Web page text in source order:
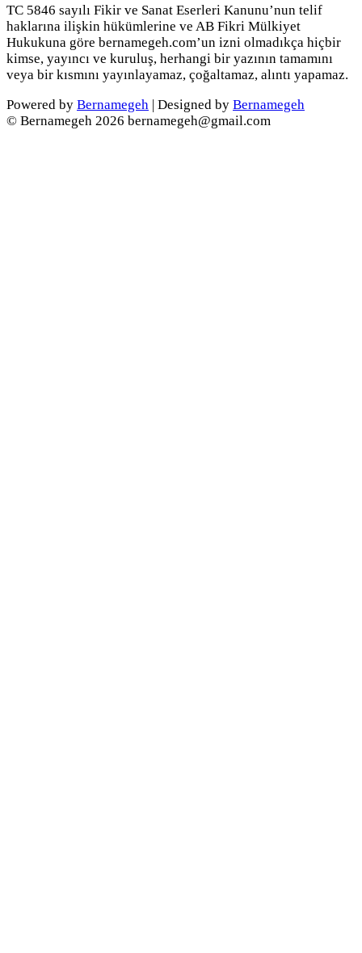
TC 5846 sayılı Fikir ve Sanat Eserleri Kanunu’nun telif
haklarına ilişkin hükümlerine ve AB Fikri Mülkiyet
Hukukuna göre bernamegeh.com’un izni olmadıkça hiçbir
kimse, yayıncı ve kuruluş, herhangi bir yazının tamamını
veya bir kısmını yayınlayamaz, çoğaltamaz, alıntı yapamaz.
Powered by Bernamegeh | Designed by Bernamegeh
© Bernamegeh 2026 bernamegeh@gmail.com